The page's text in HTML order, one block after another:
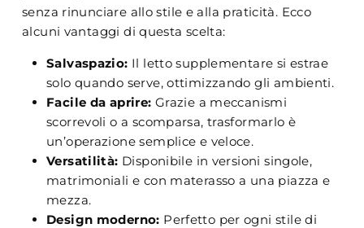
senza rinunciare allo stile e alla praticità. Ecco
alcuni vantaggi di questa scelta:
Salvaspazio: Il letto supplementare si estrae
solo quando serve, ottimizzando gli ambienti.
Facile da aprire: Grazie a meccanismi
scorrevoli o a scomparsa, trasformarlo è
un’operazione semplice e veloce.
Versatilità: Disponibile in versioni singole,
matrimoniali e con materasso a una piazza e
mezza.
Design moderno: Perfetto per ogni stile di